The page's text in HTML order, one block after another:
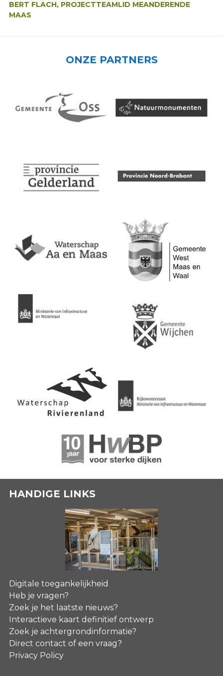
BERT FLACH, PROJECTTEAMLID MEANDERENDE
MAAS
ONZE PARTNERS
HANDIGE LINKS
Digitale toegankelijkheid
Heb je vragen?
Zoek je het laatste nieuws?
Interactieve kaart definitief ontwerp
Zoek je achtergrondinformatie?
Direct contact of een vraag?
Privacy Policy